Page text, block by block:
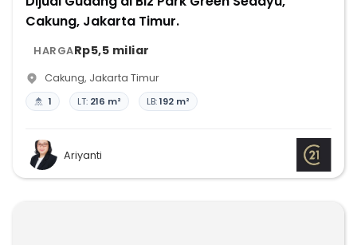
Cakung, Jakarta Timur.
HARGARp5,5 miliar
Cakung, Jakarta Timur
1 LT: 216 m² LB:192 m²
Ariyanti